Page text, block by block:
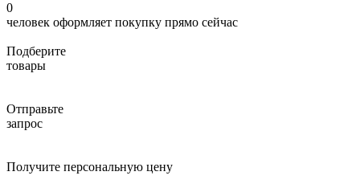
0
человек оформляет покупку прямо сейчас
Подберите
товары
Отправьте
запрос
Получите персональную цену